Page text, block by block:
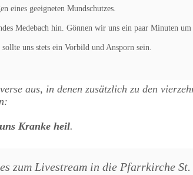
eines geeigneten Mundschutzes.
Medebach hin. Gönnen wir uns ein paar Minuten um
uns stets ein Vorbild und Ansporn sein.
aus, in denen zusätzlich zu den
Kranke heil.
zum Livestream in die Pfarrkirche